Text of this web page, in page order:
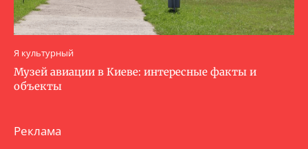
Я культурный
Музей авиации в Киеве: интересные факты и
объекты
Реклама